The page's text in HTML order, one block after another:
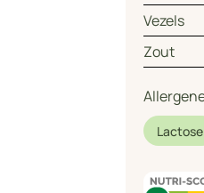
Vezels
Zout
Lactose